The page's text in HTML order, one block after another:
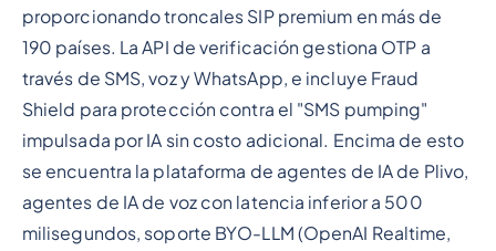
proporcionando troncales SIP premium en más de
190 países. La API de verificación gestiona OTP a
través de SMS, voz y WhatsApp, e incluye Fraud
Shield para protección contra el "SMS pumping"
impulsada por IA sin costo adicional. Encima de esto
se encuentra la plataforma de agentes de IA de Plivo,
agentes de IA de voz con latencia inferior a 500
milisegundos, soporte BYO-LLM (OpenAI Realtime,